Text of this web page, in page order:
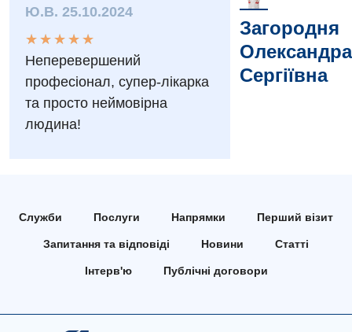
Інтернатура
Програма лояльності
Відгуки
Ендоскопічне відділення
Інструментальна діагностика
Рентгенографія
Акушерство і гінекологія
Алергологія, імунологія
Безоплатні послуги
Ю.В. 25.10.2024
★
★
★
★
★
★ ★ ★ ★ ★
Неперевершений
професіонал, супер-лікарка
та просто неймовірна
людина!
Загородня
Олександра
Сергіївна
Служби Послуги Напрямки Перший візит
Запитання та відповіді Новини Статті
Інтерв'ю Публічні договори